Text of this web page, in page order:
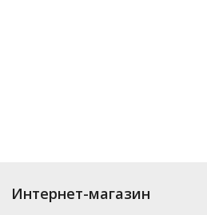
Купить
можете выбрать нужный товар и
Интернет-магазин